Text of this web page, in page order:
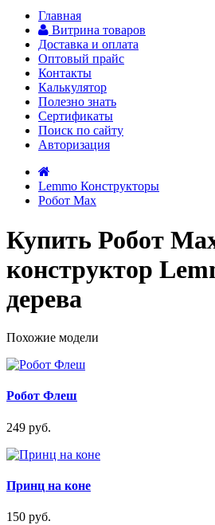
Главная
Витрина товаров
Доставка и оплата
Оптовый прайс
Контакты
Калькулятор
Полезно знать
Сертификаты
Поиск по сайту
Авторизация
Lemmo Конструкторы
Робот Max
Купить Робот
конструктор
дерева
Похожие модели
Робот Флеш
249 руб.
Принц на коне
150 руб.